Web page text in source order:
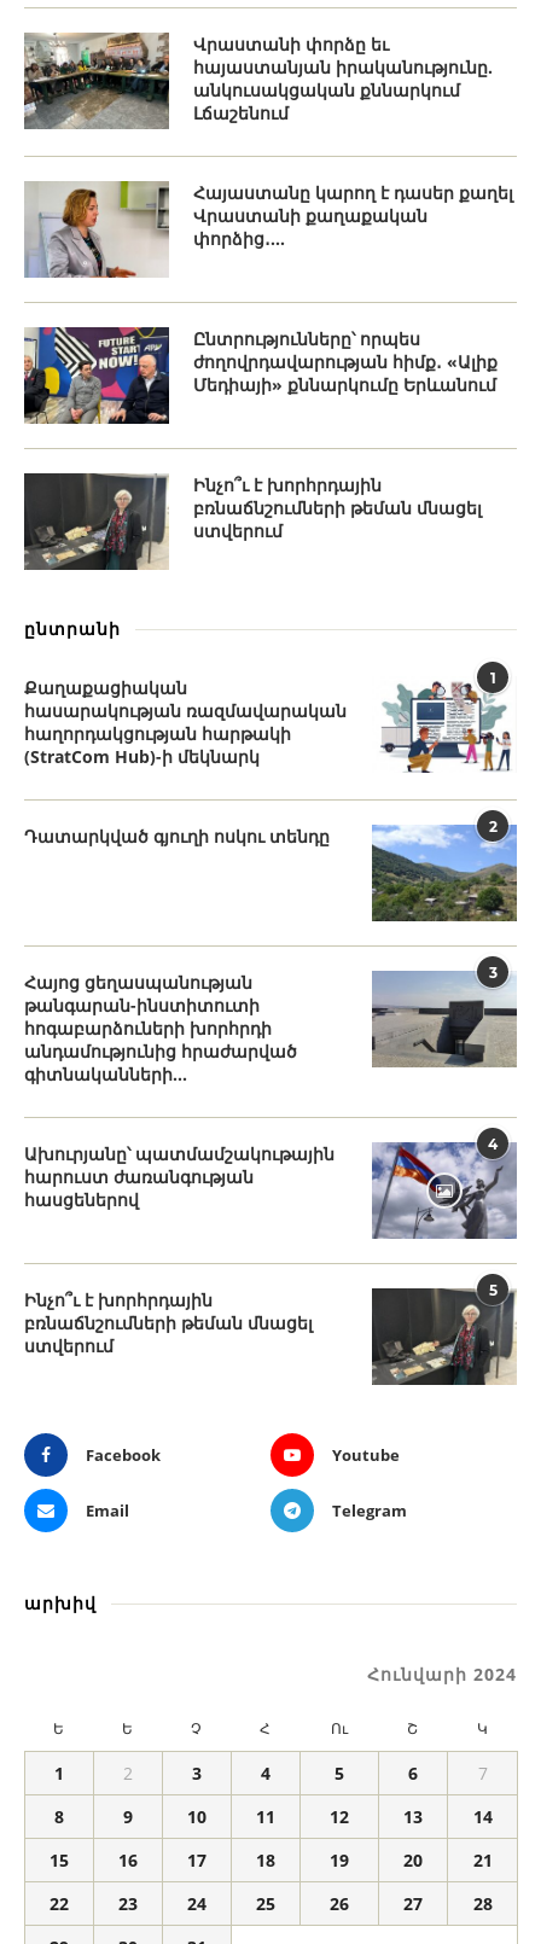
Վրաստանի փորձը եւ
հայաստանյան իրականությունը.
անկուսակցական քննարկում
Լճաշենում
Հայաստանը կարող է դասեր քաղել
Վրաստանի քաղաքական
փորձից․...
Ընտրությունները՝ որպես
ժողովրդավարության հիմք․ «Ալիք
Մեդիայի» քննարկումը Երևանում
Ինչո՞ւ է խորհրդային
բռնաճնշումների թեման մնացել
ստվերում
ընտրանի
1
Քաղաքացիական
հասարակության ռազմավարական
հաղորդակցության հարթակի
(StratCom Hub)-ի մեկնարկ
2
Դատարկված գյուղի ոսկու տենդը
3
Հայոց ցեղասպանության
թանգարան-ինստիտուտի
հոգաբարձուների խորհրդի
անդամությունից հրաժարված
գիտնականների...
4
Ախուրյանը՝ պատմամշակութային
հարուստ ժառանգության
հասցեներով
5
Ինչո՞ւ է խորհրդային
բռնաճնշումների թեման մնացել
ստվերում
Facebook Youtube
Email Telegram
արխիվ
Հունվարի 2024
Ե Ե Չ Հ Ու Շ Կ
1 2 3 4 5 6
7
8
9 10 11 12 13
14
15
16 17 18 19 20
21
22
23 24 25 26 27
28